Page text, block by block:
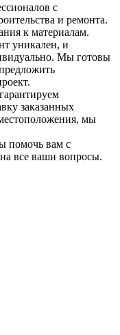
с
и ремонта.
к материалам.
уникален, и
Мы готовы
заказанных
мы
помочь вам с
все ваши вопросы.